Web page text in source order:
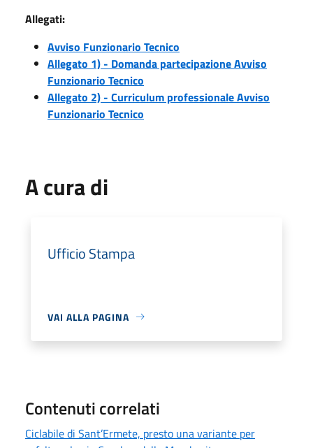
Allegati:
Avviso Funzionario Tecnico
Allegato 1) - Domanda partecipazione Avviso
Funzionario Tecnico
Allegato 2) - Curriculum professionale Avviso
Funzionario Tecnico
A cura di
Ufficio Stampa
VAI ALLA PAGINA
Contenuti correlati
Ciclabile di Sant’Ermete, presto una variante per